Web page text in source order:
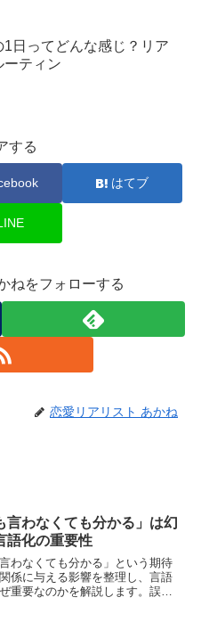
1日ってどんな感じ？リア
ーティン
する
はてブ
ねをフォローする
恋愛リアリスト あかね
言わなくても分かる」は幻
語化の重要性
言わなくても分かる」という期待
係に与える影響を整理し、言語
重要なのかを解説します。誤解